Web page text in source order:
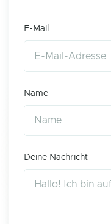
E-Mail
Name
Deine Nachricht